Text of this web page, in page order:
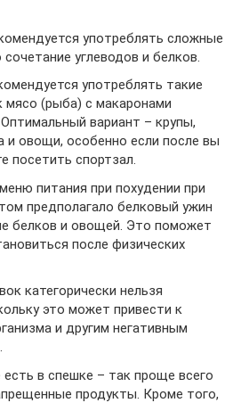
употреблять сложные
углеводов и белков.
употреблять такие
мясо (рыба) с макаронами
вариант – крупы,
и овощи, особенно если после вы
посетить спортзал.
питания при похудении при
предполагало белковый ужин
белков и овощей. Это поможет
после физических
категорически нельзя
это может привести к
и другим негативным
есть в спешке – так проще всего
продукты. Кроме того,